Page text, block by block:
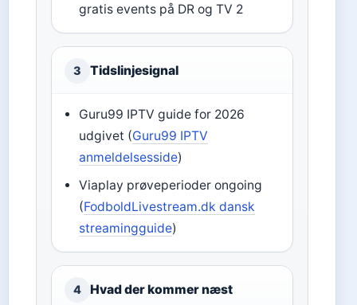
gratis events på DR og TV 2
3 Tidslinjesignal
Guru99 IPTV guide for 2026
udgivet (Guru99 IPTV
anmeldelsesside)
Viaplay prøveperioder ongoing
(FodboldLivestream.dk dansk
streamingguide)
4 Hvad der kommer næst